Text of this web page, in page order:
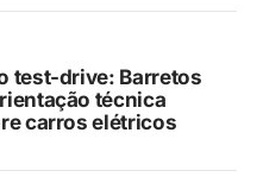
test-drive: Barretos
técnica
carros elétricos